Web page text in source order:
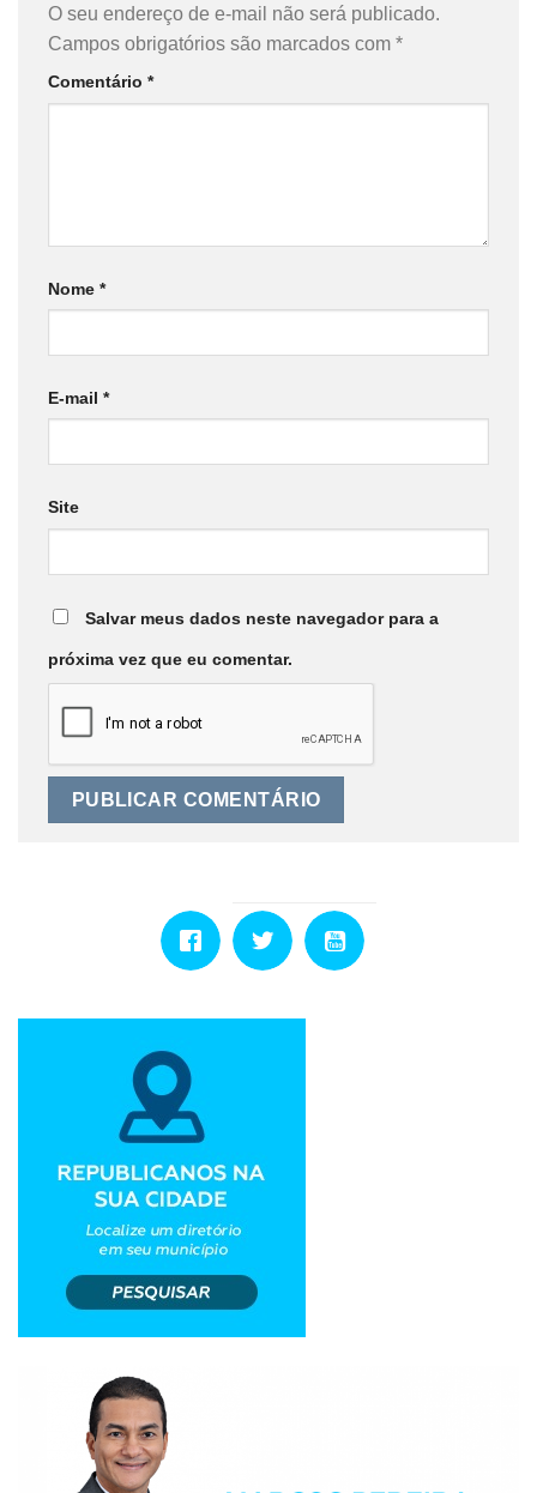
O seu endereço de e-mail não será publicado.
Campos obrigatórios são marcados com *
Comentário *
Nome *
E-mail *
Site
Salvar meus dados neste navegador para a
próxima vez que eu comentar.